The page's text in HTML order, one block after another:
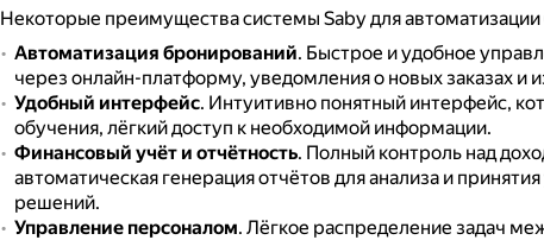
Некоторые преимущества системы Saby для автоматизации
Автоматизация бронирований. Быстрое и удобное
через онлайн-платформу, уведомления о новых заказах и
Удобный интерфейс. Интуитивно понятный интерфейс,
обучения, лёгкий доступ к необходимой информации.
Финансовый учёт и отчётность. Полный контроль над
автоматическая генерация отчётов для анализа и
решений.
Управление персоналом. Лёгкое распределение задач